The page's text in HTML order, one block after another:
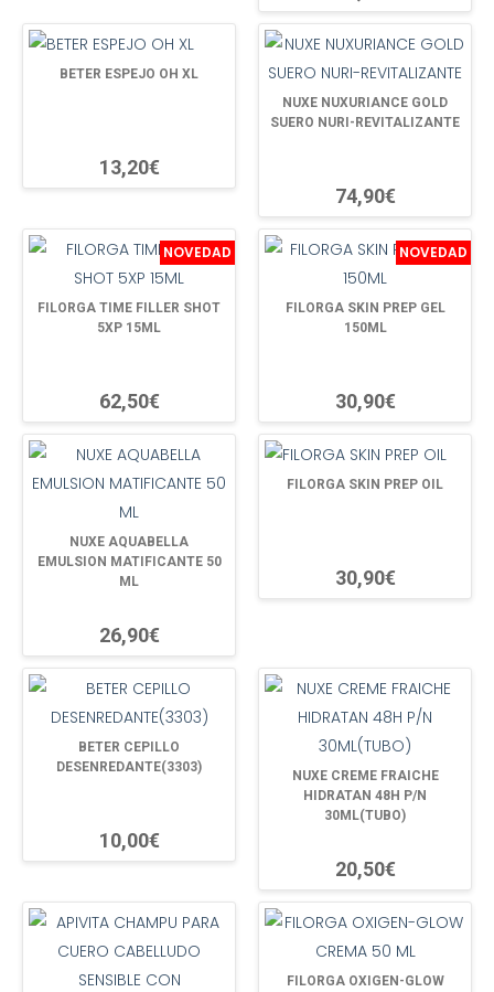
BETER ESPEJO OH XL
13,20€
NUXE NUXURIANCE GOLD
SUERO NURI-REVITALIZANTE
74,90€
NOVEDAD
FILORGA TIME FILLER SHOT
5XP 15ML
62,50€
NOVEDAD
FILORGA SKIN PREP GEL
150ML
30,90€
NUXE AQUABELLA
EMULSION MATIFICANTE 50
ML
26,90€
FILORGA SKIN PREP OIL
30,90€
BETER CEPILLO
DESENREDANTE(3303)
10,00€
NUXE CREME FRAICHE
HIDRATAN 48H P/N
30ML(TUBO)
20,50€
FILORGA OXIGEN-GLOW